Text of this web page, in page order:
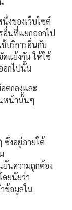
งของเว็บไซต์
อื่นที่แยกออกไป
บริการอื่นกับ
ดแย้งกัน ให้ใช้
อกไปนั้น
ตกลงและ
หน้านั้นๆ
ซึ่งอยู่ภายใต้
ยันความถูกต้อง
ดยนัยว่า
ข้อมูลใน